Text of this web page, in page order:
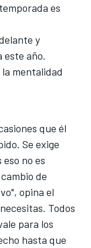
es
y
este año.
mentalidad
que él
Se exige
no es
de
opina el
Todos
para los
hasta que